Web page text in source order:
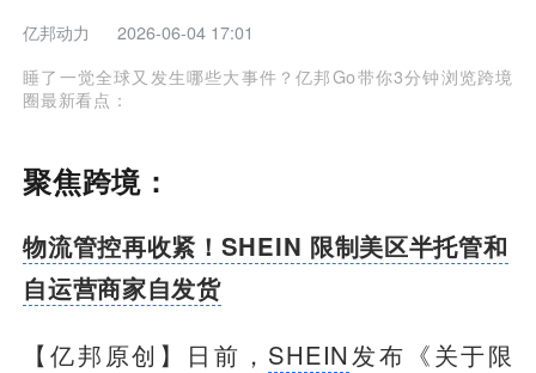
亿邦动力
2026-06-04 17:01
睡了一觉全球又发生哪些大事件？亿邦Go带你3分钟浏览跨境
圈最新看点：
聚焦跨境：
物流管控再收紧！SHEIN 限制美区半托管和
自运营商家自发货
【亿邦原创】
日前， SHEIN发布《关于限